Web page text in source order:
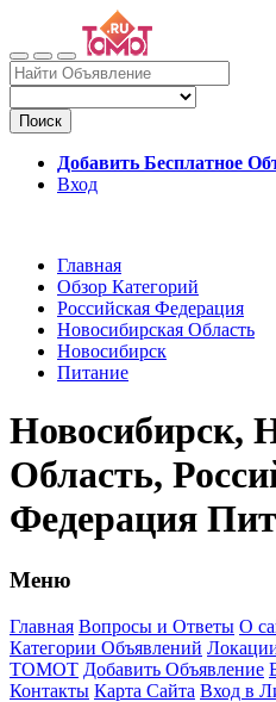
Поиск
Добавить Бесплатное
Вход
Главная
Обзор Категорий
Российская Федерация
Новосибирская Область
Новосибирск
Питание
Новосибирск,
Область,
Федерация
Меню
Главная Вопросы и Ответы О
Категории Объявлений
ТОМОТ Добавить Объявление
Контакты Карта Сайта Вход в